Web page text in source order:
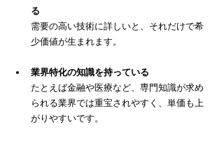
る
需要の高い技術に詳しいと、それだけで希
少価値が生まれます。
業界特化の知識を持っている
たとえば金融や医療など、専門知識が求め
られる業界では重宝されやすく、単価も上
がりやすいです。